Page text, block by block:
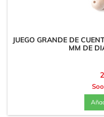
JUEGO GRANDE DE
MM DE